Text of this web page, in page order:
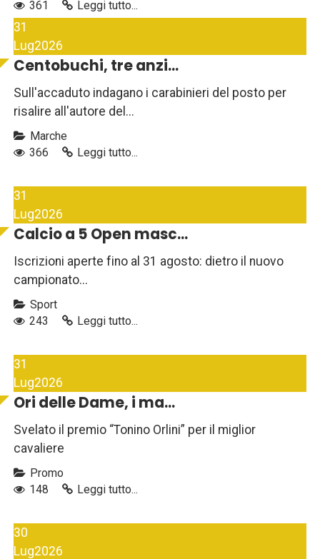
361 Leggi tutto...
31
Lug2026
Centobuchi, tre anzi...
Sull'accaduto indagano i carabinieri del posto per
risalire all'autore del...
Marche
366
Leggi tutto...
31
Lug2026
Calcio a 5 Open masc...
Iscrizioni aperte fino al 31 agosto: dietro il nuovo
campionato...
Sport
243
Leggi tutto...
31
Lug2026
Ori delle Dame, i ma...
Svelato il premio “Tonino Orlini” per il miglior
cavaliere
Promo
148
Leggi tutto...
30
Lug2026